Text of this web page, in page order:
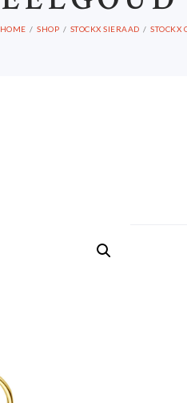
HOME SHOP STOCKX SIERAAD STOCKX